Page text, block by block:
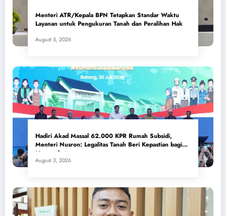
Menteri ATR/Kepala BPN Tetapkan Standar Waktu
Layanan untuk Pengukuran Tanah dan Peralihan Hak
August 5, 2026
Hadiri Akad Massal 62.000 KPR Rumah Subsidi,
Menteri Nusron: Legalitas Tanah Beri Kepastian bagi
Masyarakat
August 3, 2026